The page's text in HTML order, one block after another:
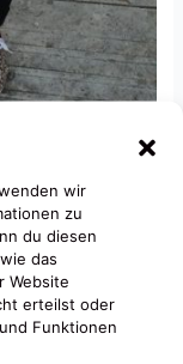
wir
zu
du diesen
das
Website
erteilst oder
Funktionen
unglaublich
Positionen
sofort Hilfe an,
maximal für